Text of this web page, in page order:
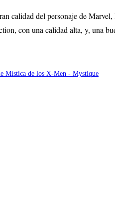
calidad del personaje de
con una calidad alta, y, una